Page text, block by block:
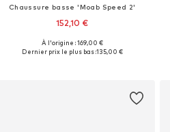
Chaussure basse 'Moab Speed 2'
152,10 €
Tailles disponibles: 37, 38, 38,5, 39, 40, 42
À l'origine : 169,00 €
Dernier prix le plus bas :135,00 €